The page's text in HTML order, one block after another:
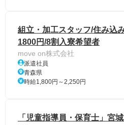
組立・加工スタッフ/住み込
1800円/8割入寮希望者
move on株式会社
派遣社員
青森県
時給1,800円～2,250円
「児童指導員・保育士」宮